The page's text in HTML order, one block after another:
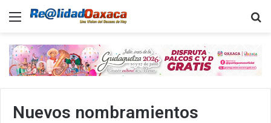
Menu
Nuevos nombramientos